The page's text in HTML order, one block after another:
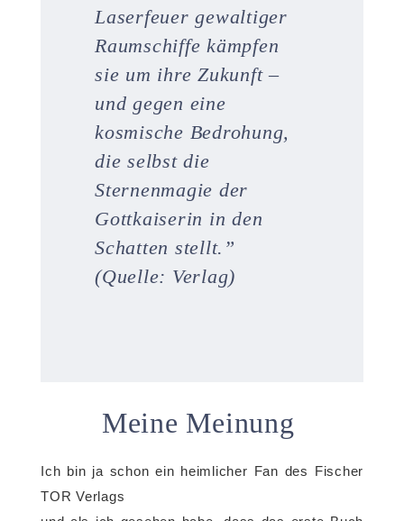
Laserfeuer gewaltiger
Raumschiffe kämpfen
sie um ihre Zukunft –
und gegen eine
kosmische Bedrohung,
die selbst die
Sternenmagie der
Gottkaiserin in den
Schatten stellt. ”
(Quelle: Verlag)
Meine Meinung
Ich bin ja schon ein heimlicher Fan des Fischer
TOR Verlags